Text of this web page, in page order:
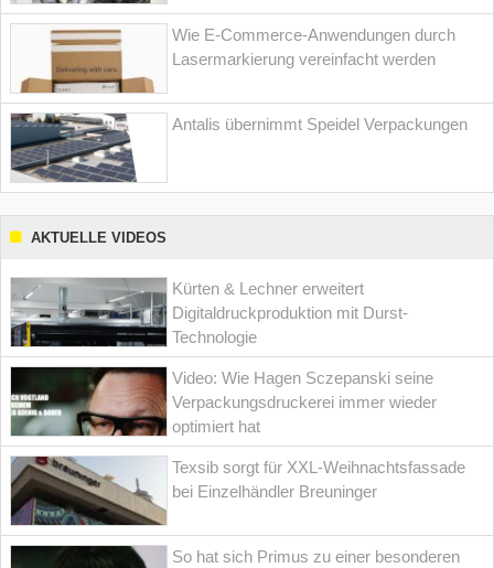
Wie E-Commerce-Anwendungen durch
Lasermarkierung vereinfacht werden
Antalis übernimmt Speidel Verpackungen
AKTUELLE VIDEOS
Kürten & Lechner erweitert
Digitaldruckproduktion mit Durst-
Technologie
Video: Wie Hagen Sczepanski seine
Verpackungsdruckerei immer wieder
optimiert hat
Texsib sorgt für XXL-Weihnachtsfassade
bei Einzelhändler Breuninger
So hat sich Primus zu einer besonderen